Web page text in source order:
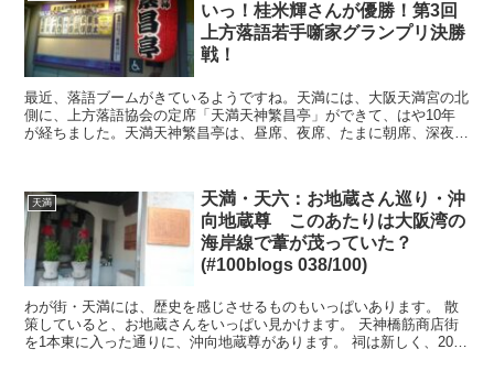
いっ！桂米輝さんが優勝！第3回
上方落語若手噺家グランプリ決勝
戦！
最近、落語ブームがきているようですね。天満には、大阪天満宮の北
側に、上方落語協会の定席「天満天神繁昌亭」ができて、はや10年
が経ちました。天満天神繁昌亭は、昼席、夜席、たまに朝席、深夜席
天満
天満・天六：お地蔵さん巡り・沖
向地蔵尊 このあたりは大阪湾の
海岸線で葦が茂っていた？
(#100blogs 038/100)
わが街・天満には、歴史を感じさせるものもいっぱいあります。 散
策していると、お地蔵さんをいっぱい見かけます。 天神橋筋商店街
を1本東に入った通りに、沖向地蔵尊があります。 祠は新しく、2003